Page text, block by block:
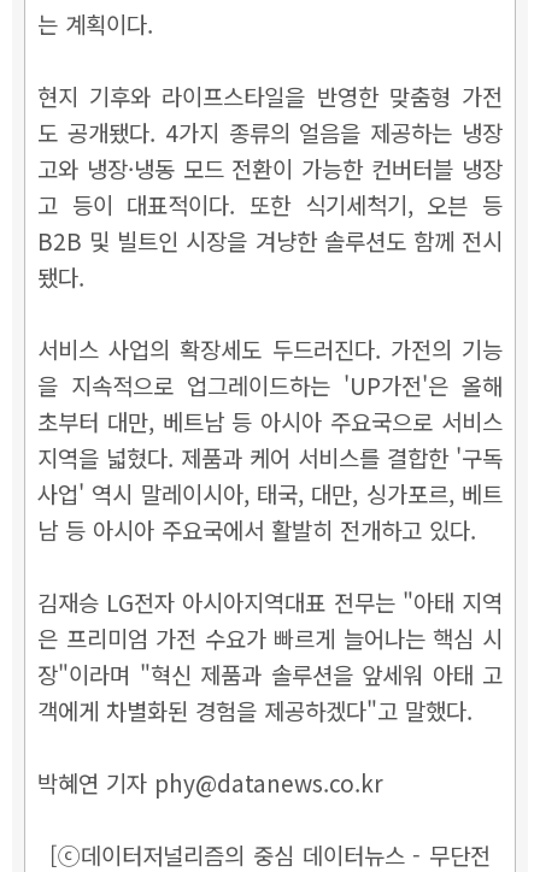
는 계획이다.
현지 기후와 라이프스타일을 반영한 맞춤형 가전
도 공개됐다. 4가지 종류의 얼음을 제공하는 냉장
고와 냉장·냉동 모드 전환이 가능한 컨버터블 냉장
고 등이 대표적이다. 또한 식기세척기, 오븐 등
B2B 및 빌트인 시장을 겨냥한 솔루션도 함께 전시
됐다.
서비스 사업의 확장세도 두드러진다. 가전의 기능
을 지속적으로 업그레이드하는 'UP가전'은 올해
초부터 대만, 베트남 등 아시아 주요국으로 서비스
지역을 넓혔다. 제품과 케어 서비스를 결합한 '구독
사업' 역시 말레이시아, 태국, 대만, 싱가포르, 베트
남 등 아시아 주요국에서 활발히 전개하고 있다.
김재승 LG전자 아시아지역대표 전무는 "아태 지역
은 프리미엄 가전 수요가 빠르게 늘어나는 핵심 시
장"이라며 "혁신 제품과 솔루션을 앞세워 아태 고
객에게 차별화된 경험을 제공하겠다"고 말했다.
박혜연 기자 phy@datanews.co.kr
[ⓒ데이터저널리즘의 중심 데이터뉴스 - 무단전